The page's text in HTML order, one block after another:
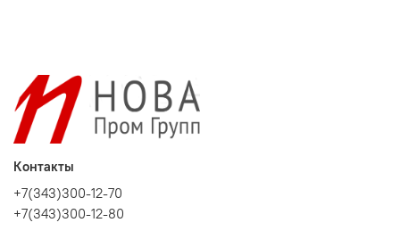
Контакты
+7(343)300-12-70
+7(343)300-12-80